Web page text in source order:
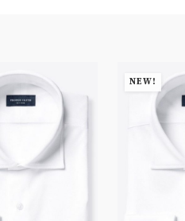
NEW!